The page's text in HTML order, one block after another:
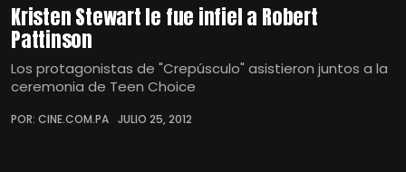
Kristen Stewart le fue infiel a Robert
Pattinson
Los protagonistas de "Crepúsculo" asistieron juntos a la
ceremonia de Teen Choice
POR: CINE.COM.PA JULIO 25, 2012